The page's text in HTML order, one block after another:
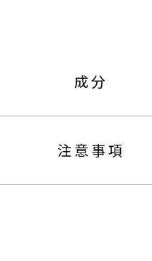
成分
注意事項